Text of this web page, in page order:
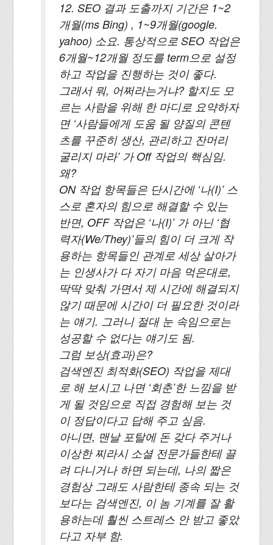
12. SEO 결과 도출까지 기간은 1~2
개월(ms Bing) , 1~9개월(google.
yahoo) 소요. 통상적으로 SEO 작업은
6개월~12개월 정도를 term으로 설정
하고 작업을 진행하는 것이 좋다.
그래서 뭐, 어쩌라는거냐? 할지도 모
르는 사람을 위해 한 마디로 요약하자
면 ‘사람들에게 도움 될 양질의 콘텐
츠를 꾸준히 생산, 관리하고 잔머리
굴리지 마라’ 가 Off 작업의 핵심임.
왜?
ON 작업 항목들은 단시간에 ‘나(I)’ 스
스로 혼자의 힘으로 해결할 수 있는
반면, OFF 작업은 ‘나(I)’ 가 아닌 ‘협
력자(We/They)’들의 힘이 더 크게 작
용하는 항목들인 관계로 세상 살아가
는 인생사가 다 자기 마음 먹은대로,
딱딱 맞춰 가면서 제 시간에 해결되지
않기 때문에 시간이 더 필요한 것이라
는 얘기. 그러니 절대 눈 속임으로는
성공할 수 없다는 얘기도 됨.
그럼 보상(효과)은?
검색엔진 최적화(SEO) 작업을 제대
로 해 보시고 나면 ‘회춘’한 느낌을 받
게 될 것임으로 직접 경험해 보는 것
이 정답이다고 답해 주고 싶음.
아니면, 맨날 포탈에 돈 갖다 주거나
이상한 찌라시 소셜 전문가들한테 끌
려 다니거나 하면 되는데, 나의 짧은
경험상 그래도 사람한테 종속 되는 것
보다는 검색엔진, 이 놈 기계를 잘 활
용하는데 훨씬 스트레스 안 받고 좋았
다고 자부 함.